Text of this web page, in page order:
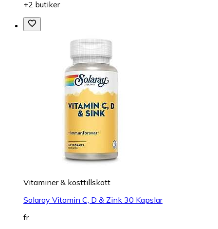
+2 butiker
Vitaminer & kosttillskott
Solaray Vitamin C, D & Zink 30 Kapslar
fr.